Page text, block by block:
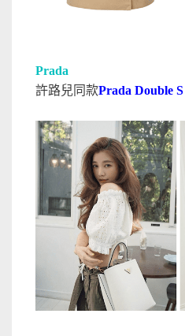
Prada
許路兒同款Prada Double